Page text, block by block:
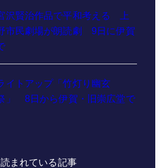
沢賢治作品で平和考える 上
市民劇場が朗読劇 9日に伊賀
イトアップ「竹灯り幽玄
」 8日から伊賀・旧崇広堂で
まれている記事